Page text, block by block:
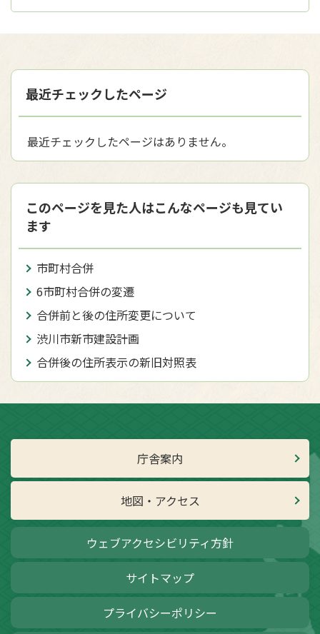
最近チェックしたページ
最近チェックしたページはありません。
このページを見た人はこんなページも見てい
ます
市町村合併
6市町村合併の変遷
合併前と後の住所変更について
渋川市新市建設計画
合併後の住所表示の新旧対照表
庁舎案内
地図・アクセス
ウェブアクセシビリティ方針
サイトマップ
プライバシーポリシー